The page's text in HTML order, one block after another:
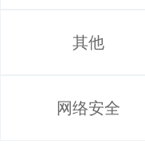
其他
网络安全